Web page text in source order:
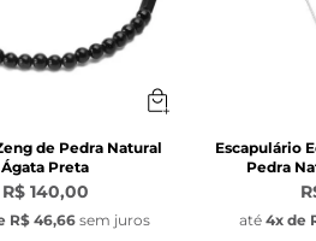
de Pedra Natural
Ágata Preta
R$ 140,00
R$ 46,66 sem juros
Escapulário
Pedra
até 4x de